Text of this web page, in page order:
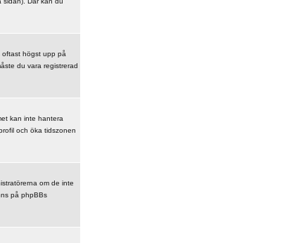
oftast högst upp på
du vara registrerad
kan inte hantera
och öka tidszonen
om de inte
på phpBBs